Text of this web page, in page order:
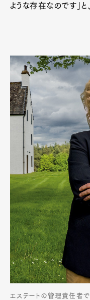
ような存在なのです」と
エステートの管理責任者